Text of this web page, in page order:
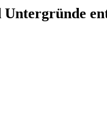
Untergründe